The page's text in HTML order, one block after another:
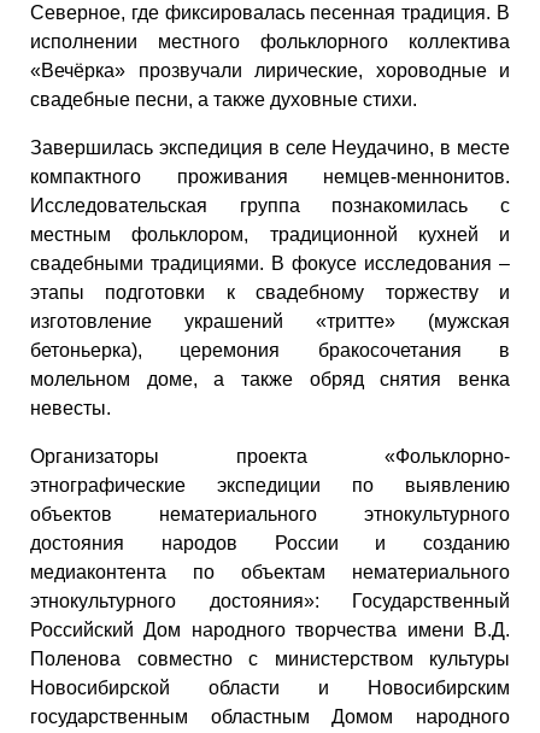
Северное, где фиксировалась песенная традиция. В
исполнении местного фольклорного коллектива
«Вечёрка» прозвучали лирические, хороводные и
свадебные песни, а также духовные стихи.
Завершилась экспедиция в селе Неудачино, в месте
компактного проживания немцев-меннонитов.
Исследовательская группа познакомилась с
местным фольклором, традиционной кухней и
свадебными традициями. В фокусе исследования –
этапы подготовки к свадебному торжеству и
изготовление украшений «тритте» (мужская
бетоньерка), церемония бракосочетания в
молельном доме, а также обряд снятия венка
невесты.
Организаторы проекта «Фольклорно-
этнографические экспедиции по выявлению
объектов нематериального этнокультурного
достояния народов России и созданию
медиаконтента по объектам нематериального
этнокультурного достояния»: Государственный
Российский Дом народного творчества имени В.Д.
Поленова совместно с министерством культуры
Новосибирской области и Новосибирским
государственным областным Домом народного